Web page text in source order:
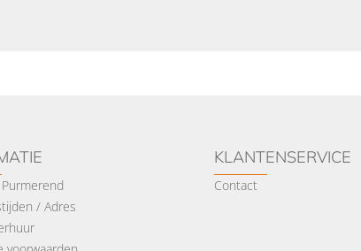
/ Adres
KLANTENSERVICE
Contact